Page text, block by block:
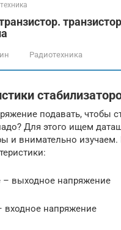
Радиотехника
подавать, чтобы
Для этого ищем
и внимательно изучаем.
– выходное напряжение
входное напряжение